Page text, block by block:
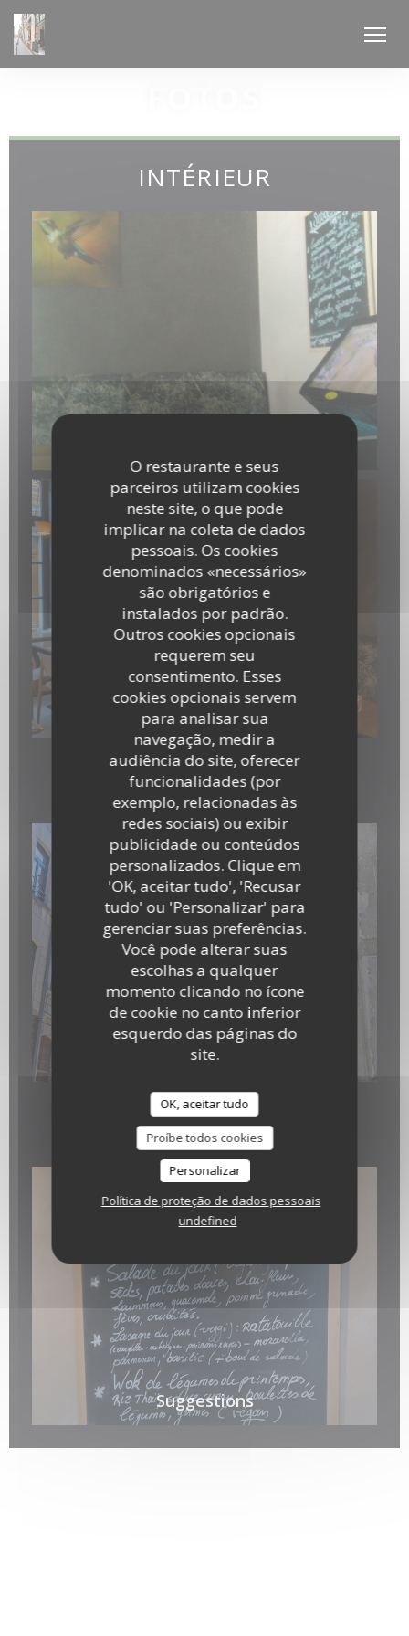
Painel de Gerenciamento de Cookies
O restaurante e seus
parceiros utilizam cookies
neste site, o que pode
implicar na coleta de dados
pessoais. Os cookies
denominados «necessários»
são obrigatórios e
instalados por padrão.
Outros cookies opcionais
requerem seu
consentimento. Esses
cookies opcionais servem
para analisar sua
navegação, medir a
audiência do site, oferecer
funcionalidades (por
exemplo, relacionadas às
redes sociais) ou exibir
publicidade ou conteúdos
personalizados. Clique em
'OK, aceitar tudo', 'Recusar
tudo' ou 'Personalizar' para
gerenciar suas preferências.
Você pode alterar suas
escolhas a qualquer
momento clicando no ícone
de cookie no canto inferior
esquerdo das páginas do
site.
OK, aceitar tudo
Proíbe todos cookies
Personalizar
Política de proteção de dados pessoais
undefined
INTÉRIEUR
20260211_135500.jpg
Panneau
IMG-20260414-WA0000.jpg
Suggestions 10.04.2026
Suggestions